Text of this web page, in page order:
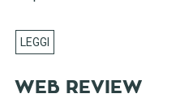
WEB REVIEW